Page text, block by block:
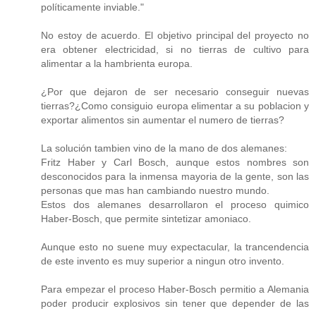
políticamente inviable."
No estoy de acuerdo. El objetivo principal del proyecto no
era obtener electricidad, si no tierras de cultivo para
alimentar a la hambrienta europa.
¿Por que dejaron de ser necesario conseguir nuevas
tierras?¿Como consiguio europa elimentar a su poblacion y
exportar alimentos sin aumentar el numero de tierras?
La solución tambien vino de la mano de dos alemanes:
Fritz Haber y Carl Bosch, aunque estos nombres son
desconocidos para la inmensa mayoria de la gente, son las
personas que mas han cambiando nuestro mundo.
Estos dos alemanes desarrollaron el proceso quimico
Haber-Bosch, que permite sintetizar amoniaco.
Aunque esto no suene muy expectacular, la trancendencia
de este invento es muy superior a ningun otro invento.
Para empezar el proceso Haber-Bosch permitio a Alemania
poder producir explosivos sin tener que depender de las